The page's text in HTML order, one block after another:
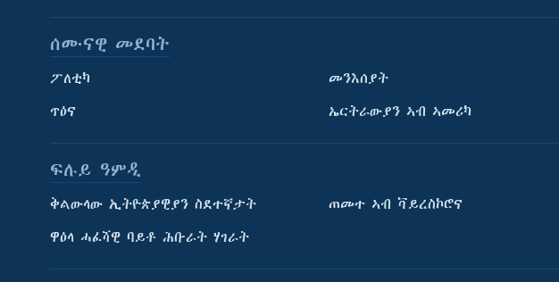
ትምህርቲ እንግሊዝኛ
ማሕበራዊ ገጻትና
ሰሙናዊ መደባት
ፖለቲካ
ጥዕና
መንእሰያት
ኤርትራውያን ኣብ ኣመሪካ
ፍሉይ ዓምዲ
ቅልውላው ኢትዮጵያዊያን ስደተኛታት
ዋዕላ ሓፈሻዊ ባይቶ ሕቡራት ሃገራት
ጠመተ ኣብ ቫይረስኮሮና